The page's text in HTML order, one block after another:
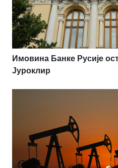
Имовина Банке Русије
Јуроклир